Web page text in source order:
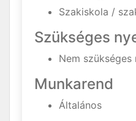
Szakiskola /
Szükséges
Nem szükséges
Munkarend
Általános